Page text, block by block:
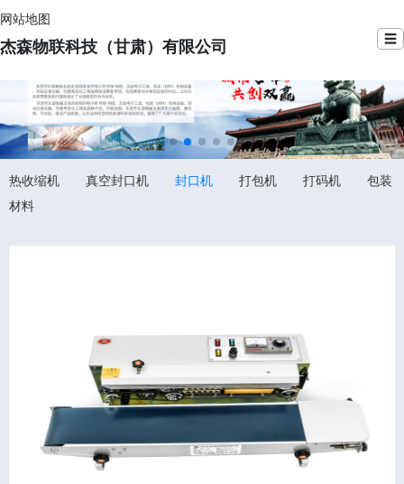
网站地图
杰森物联科技（甘肃）有限公司 ☰
热收缩机 真空封口机 封口机 打包机 打码机
包装
材料